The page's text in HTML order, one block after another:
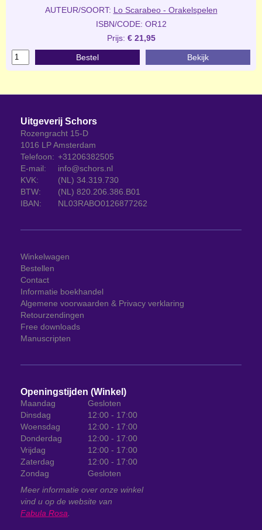
AUTEUR/SOORT: Lo Scarabeo - Orakelspelen
ISBN/CODE: OR12
Prijs: € 21,95
Bestel Bekijk
Uitgeverij Schors
Rozengracht 15-D
1016 LP Amsterdam
Telefoon: +31206382505
E-mail:
info@schors.nl
KVK:
(NL) 34.319.730
BTW:
(NL) 820.206.386.B01
IBAN:
NL03RABO0126877262
Winkelwagen
Bestellen
Contact
Informatie boekhandel
Algemene voorwaarden & Privacy verklaring
Retourzendingen
Free downloads
Manuscripten
Openingstijden (Winkel)
Maandag
Gesloten
Dinsdag
12:00 - 17:00
Woensdag
12:00 - 17:00
Donderdag
12:00 - 17:00
Vrijdag
12:00 - 17:00
Zaterdag
12:00 - 17:00
Zondag
Gesloten
Meer informatie over onze winkel
vind u op de website van
Fabula Rosa